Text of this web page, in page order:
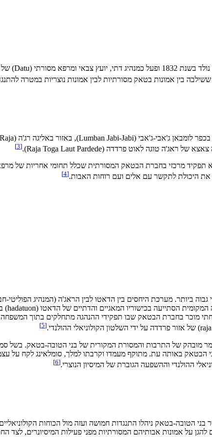
בשנת 1832 ופעל כמנהיג דתי, יועץ צבאי ומרפא מסורתי ( Datu) של
Lumban Jabi-Jabi), באזור באליגה רג'ה (
צאצא של ראג'ה טוגה לאוט פרדדה (Raja Toga Laut Pardede
).
[
3
]
תפקיד מרכזי בחברת הבטאק המסורתית שכלל תחומי אחריות של
את היכולת לתקשר עם אלים ועם רוחות האבות.[
4
]
ביותר. מערכת היחסים בין הדאטו לבין הראג'ה (המנהיג
הסתייעה בכישוריו המאגיים והדתיים של הדאטו (hadatuon
)
מוכר בחברת הבטאק שבו תפקידי ההנהגה מתחלקים בתוך
) של אזור פרדדה על ידי השלטון הקולוניאלי ההולנדי.[
5
]
הבטאק באותה עת. מתוקף מעמדו וקרבתו למלך, סומלאינג לקח על
ההולנדי וההשפעה הגוברת של המיסיון הנוצרי.[
6
]
בשנים 1878 ל-1907, כאשר בני הטובה-בטאק ניהלו התנגדות חמושה ועזה מול הכוחות
על אמונות אבותיהם המסורתיות מפני פעילות המיסיונרים, לצד